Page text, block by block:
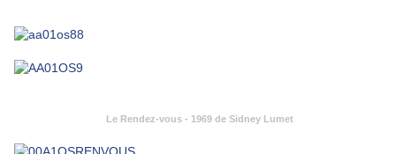
Le Rendez-vous - 1969 de Sidney Lumet